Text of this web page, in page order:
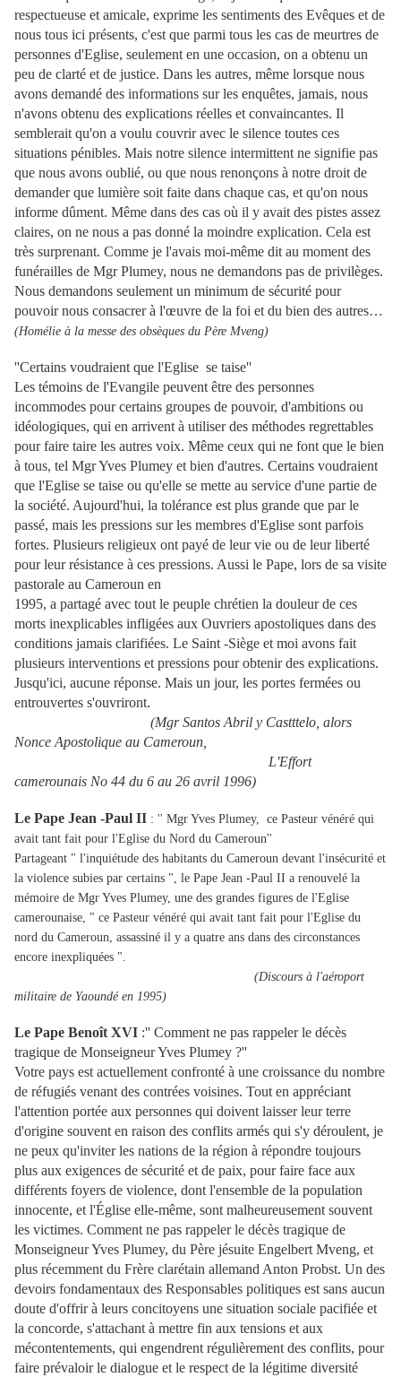
respectueuse et amicale, exprime les sentiments des Evêques et de
nous tous ici présents, c'est que parmi tous les cas de meurtres de
personnes d'Eglise, seulement en une occasion, on a obtenu un
peu de clarté et de justice. Dans les autres, même lorsque nous
avons demandé des informations sur les enquêtes, jamais, nous
n'avons obtenu des explications réelles et convaincantes. Il
semblerait qu'on a voulu couvrir avec le silence toutes ces
situations pénibles. Mais notre silence intermittent ne signifie pas
que nous avons oublié, ou que nous renonçons à notre droit de
demander que lumière soit faite dans chaque cas, et qu'on nous
informe dûment. Même dans des cas où il y avait des pistes assez
claires, on ne nous a pas donné la moindre explication. Cela est
très surprenant. Comme je l'avais moi-même dit au moment des
funérailles de Mgr Plumey, nous ne demandons pas de privilèges.
Nous demandons seulement un minimum de sécurité pour
pouvoir nous consacrer à l'œuvre de la foi et du bien des autres…
(Homélie à la messe des obsèques du Père Mveng)
''Certains voudraient que l'Eglise se taise''
Les témoins de l'Evangile peuvent être des personnes
incommodes pour certains groupes de pouvoir, d'ambitions ou
idéologiques, qui en arrivent à utiliser des méthodes regrettables
pour faire taire les autres voix. Même ceux qui ne font que le bien
à tous, tel Mgr Yves Plumey et bien d'autres. Certains voudraient
que l'Eglise se taise ou qu'elle se mette au service d'une partie de
la société. Aujourd'hui, la tolérance est plus grande que par le
passé, mais les pressions sur les membres d'Eglise sont parfois
fortes. Plusieurs religieux ont payé de leur vie ou de leur liberté
pour leur résistance à ces pressions. Aussi le Pape, lors de sa visite
pastorale au Cameroun en
1995, a partagé avec tout le peuple chrétien la douleur de ces
morts inexplicables infligées aux Ouvriers apostoliques dans des
conditions jamais clarifiées. Le Saint -Siège et moi avons fait
plusieurs interventions et pressions pour obtenir des explications.
Jusqu'ici, aucune réponse. Mais un jour, les portes fermées ou
entrouvertes s'ouvriront.
(Mgr Santos Abril y Castttelo, alors
Nonce Apostolique au Cameroun,
L'Effort
camerounais No 44 du 6 au 26 avril 1996)
Le Pape Jean -Paul II : '' Mgr Yves Plumey, ce Pasteur vénéré qui
avait tant fait pour l'Eglise du Nord du Cameroun''
Partageant " l'inquiétude des habitants du Cameroun devant l'insécurité et
la violence subies par certains ", le Pape Jean -Paul II a renouvelé la
mémoire de Mgr Yves Plumey, une des grandes figures de l'Eglise
camerounaise, " ce Pasteur vénéré qui avait tant fait pour l'Eglise du
nord du Cameroun, assassiné il y a quatre ans dans des circonstances
encore inexpliquées ".
(Discours à l'aéroport
militaire de Yaoundé en 1995)
Le Pape Benoît XVI :'' Comment ne pas rappeler le décès
tragique de Monseigneur Yves Plumey ?''
Votre pays est actuellement confronté à une croissance du nombre
de réfugiés venant des contrées voisines. Tout en appréciant
l'attention portée aux personnes qui doivent laisser leur terre
d'origine souvent en raison des conflits armés qui s'y déroulent, je
ne peux qu'inviter les nations de la région à répondre toujours
plus aux exigences de sécurité et de paix, pour faire face aux
différents foyers de violence, dont l'ensemble de la population
innocente, et l'Église elle-même, sont malheureusement souvent
les victimes. Comment ne pas rappeler le décès tragique de
Monseigneur Yves Plumey, du Père jésuite Engelbert Mveng, et
plus récemment du Frère clarétain allemand Anton Probst. Un des
devoirs fondamentaux des Responsables politiques est sans aucun
doute d'offrir à leurs concitoyens une situation sociale pacifiée et
la concorde, s'attachant à mettre fin aux tensions et aux
mécontentements, qui engendrent régulièrement des conflits, pour
faire prévaloir le dialogue et le respect de la légitime diversité